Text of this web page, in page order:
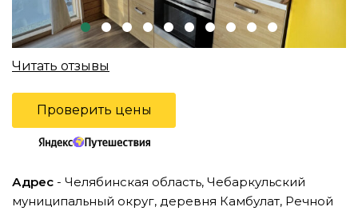
Читать отзывы
Проверить цены
Адрес - Челябинская область, Чебаркульский
муниципальный округ, деревня Камбулат, Речной